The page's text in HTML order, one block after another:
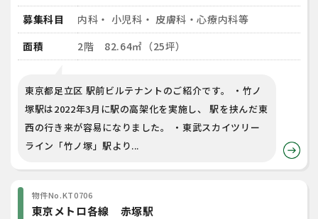
募集科目
内科・ 小児科・ 皮膚科・心療内科等
面積
2階 82.64㎡（25坪）
東京都足立区 駅前ビルテナントのご紹介です。 ・竹ノ
塚駅は2022年3月に駅の高架化を実施し、 駅を挟んだ東
西の行き来が容易になりました。 ・東武スカイツリー
ライン「竹ノ塚」駅より...
物件No.KT0706
東京メトロ各線 赤塚駅